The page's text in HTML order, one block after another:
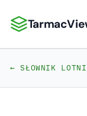
TarmacView:
← SŁOWNIK